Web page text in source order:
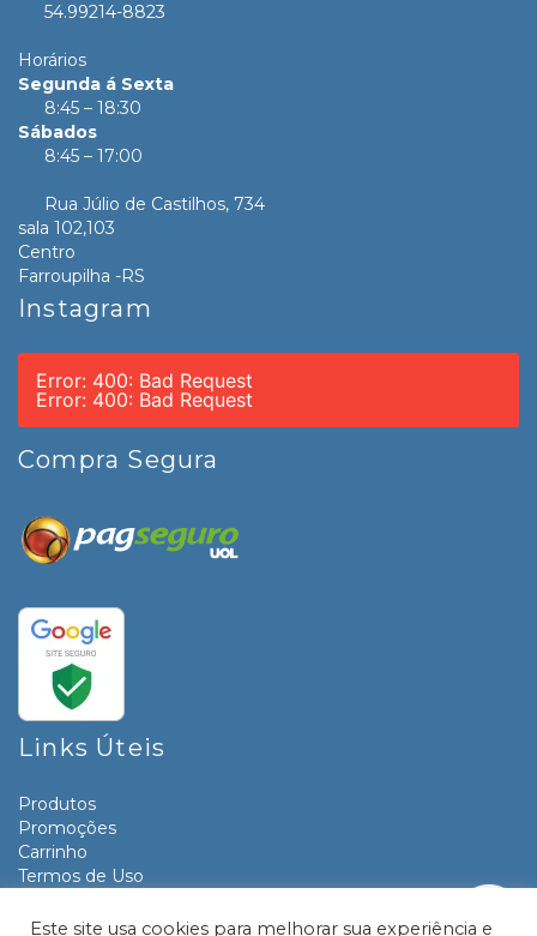
54.99214-8823
Horários
Segunda á Sexta
8:45 – 18:30
Sábados
8:45 – 17:00
Rua Júlio de Castilhos, 734
sala 102,103
Centro
Farroupilha -RS
Instagram
Error: 400: Bad Request
Error: 400: Bad Request
Compra Segura
Links Úteis
Produtos
Promoções
Carrinho
Termos de Uso
Contato
Este site usa cookies para melhorar sua experiência e